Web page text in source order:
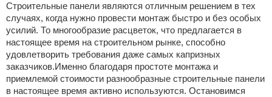
Строительные панели являются отличным решением в тех
случаях, когда нужно провести монтаж быстро и без особых
усилий. То многообразие расцветок, что предлагается в
настоящее время на строительном рынке, способно
удовлетворить требования даже самых капризных
заказчиков.Именно благодаря простоте монтажа и
приемлемой стоимости разнообразные строительные панели
в настоящее время активно используются. Остановимся